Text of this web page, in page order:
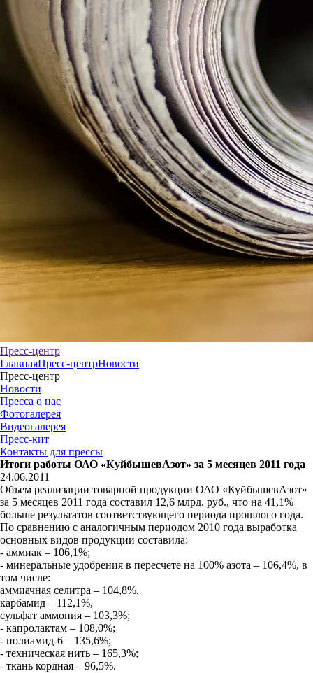
Пресс-центр
ГлавнаяПресс-центрНовости
Пресс-центр
Новости
Пресса о нас
Фотогалерея
Видеогалерея
Пресс-кит
Контакты для прессы
Итоги работы ОАО «КуйбышевАзот» за 5 месяцев 2011 года
24.06.2011
Объем реализации товарной продукции ОАО «КуйбышевАзот»
за 5 месяцев 2011 года составил 12,6 млрд. руб., что на 41,1%
больше результатов соответствующего периода прошлого года.
По сравнению с аналогичным периодом 2010 года выработка
основных видов продукции составила:
- аммиак – 106,1%;
- минеральные удобрения в пересчете на 100% азота – 106,4%, в
том числе:
аммиачная селитра – 104,8%,
карбамид – 112,1%,
сульфат аммония – 103,3%;
- капролактам – 108,0%;
- полиамид-6 – 135,6%;
- техническая нить – 165,3%;
- ткань кордная – 96,5%.